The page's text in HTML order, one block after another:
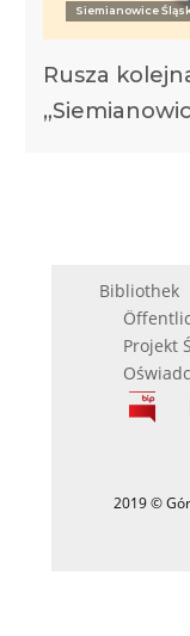
Siemianowice
Rusza
Bibliothek
Projekt
2019 ©